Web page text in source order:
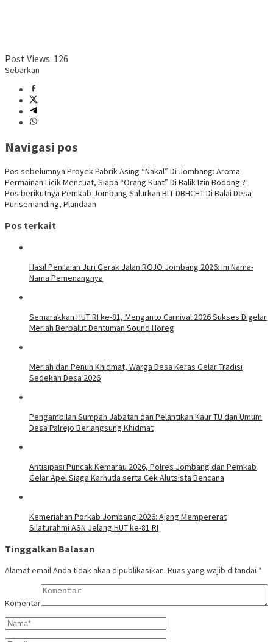
Post Views: 126
Sebarkan
Navigasi pos
Pos sebelumnya Proyek Pabrik Asing “Nakal” Di Jombang: Aroma
Permainan Licik Mencuat, Siapa “Orang Kuat” Di Balik Izin Bodong ?
Pos berikutnya Pemkab Jombang Salurkan BLT DBHCHT Di Balai Desa
Purisemanding, Plandaan
Pos terkait
Hasil Penilaian Juri Gerak Jalan ROJO Jombang 2026: Ini Nama-
Nama Pemenangnya
Semarakkan HUT RI ke-81, Menganto Carnival 2026 Sukses Digelar
Meriah Berbalut Dentuman Sound Horeg
Meriah dan Penuh Khidmat, Warga Desa Keras Gelar Tradisi
Sedekah Desa 2026
Pengambilan Sumpah Jabatan dan Pelantikan Kaur TU dan Umum
Desa Palrejo Berlangsung Khidmat
Antisipasi Puncak Kemarau 2026, Polres Jombang dan Pemkab
Gelar Apel Siaga Karhutla serta Cek Alutsista Bencana
Kemeriahan Porkab Jombang 2026: Ajang Mempererat
Silaturahmi ASN Jelang HUT ke-81 RI
Tinggalkan Balasan
Alamat email Anda tidak akan dipublikasikan. Ruas yang wajib ditandai *
Komentar